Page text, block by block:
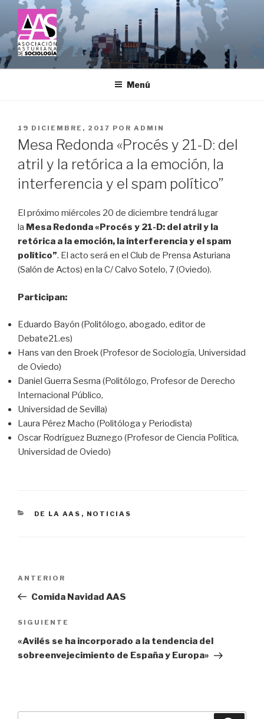
Saltar
contenido
ASOCIACIÓN ASTURIANA DE
SOCIOLOGÍA
Menú
PUBLICADO
EL
19 DICIEMBRE, 2017 POR ADMIN
Mesa Redonda «Procés y 21-D: del
atril y la retórica a la emoción, la
interferencia y el spam político”
El próximo miércoles 20 de diciembre tendrá lugar
la Mesa Redonda «Procés y 21-D: del atril y la
retórica a la emoción, la interferencia y el spam
político”. El acto será en el Club de Prensa Asturiana
(Salón de Actos) en la C/ Calvo Sotelo, 7 (Oviedo).
Participan:
Eduardo Bayón (Politólogo, abogado, editor de
Debate21.es)
Hans van den Broek (Profesor de Sociología, Universidad
de Oviedo)
Daniel Guerra Sesma (Politólogo, Profesor de Derecho
Internacional Público,
Universidad de Sevilla)
Laura Pérez Macho (Politóloga y Periodista)
Oscar Rodríguez Buznego (Profesor de Ciencia Política,
Universidad de Oviedo)
CATEGORÍAS
DE LA AAS , NOTICIAS
entradas
Entrada
anterior:
ANTERIOR
Comida Navidad AAS
Siguiente
entrada
SIGUIENTE
«Avilés se ha incorporado a la tendencia del
sobreenvejecimiento de España y Europa»